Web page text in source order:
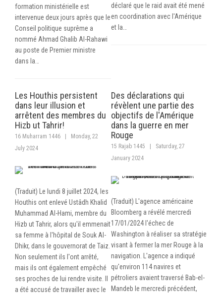
formation ministérielle est
intervenue deux jours après que le
Conseil politique suprême a
nommé Ahmad Ghalib Al-Rahawi
au poste de Premier ministre
dans la…
déclaré que le raid avait été mené
en coordination avec l'Amérique
et la…
Les Houthis persistent
dans leur illusion et
arrêtent des membres du
Hizb ut Tahrir!
16 Muharram 1446
Monday, 22
July 2024
(Traduit) Le lundi 8 juillet 2024, les
Houthis ont enlevé Ustâdh Khalid
Muhammad Al-Hami, membre du
Hizb ut Tahrir, alors qu'il emmenait
sa femme à l'hôpital de Souk Al-
Dhikr, dans le gouvernorat de Taiz.
Non seulement ils l'ont arrêté,
mais ils ont également empêché
ses proches de lui rendre visite. Il
a été accusé de travailler avec le
Des déclarations qui
révèlent une partie des
objectifs de l'Amérique
dans la guerre en mer
Rouge
15 Rajab 1445
Saturday, 27
January 2024
(Traduit) L'agence américaine
Bloomberg a révélé mercredi
17/01/2024 l'échec de
Washington à réaliser sa stratégie
visant à fermer la mer Rouge à la
navigation. L'agence a indiqué
qu'environ 114 navires et
pétroliers avaient traversé Bab-el-
Mandeb le mercredi précédent,